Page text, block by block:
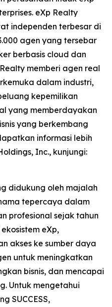
eXp Realty
independen terbesar di
agen yang tersebar
berbasis cloud dan
memberi agen real
dalam industri,
kepemilikan
yang memberdayakan
yang berkembang
informasi lebih
Inc., kunjungi:
didukung oleh majalah
tepercaya dalam
profesional sejak tahun
eXp,
akses ke sumber daya
untuk meningkatkan
bisnis, dan mencapai
Untuk mengetahui
SUCCESS,